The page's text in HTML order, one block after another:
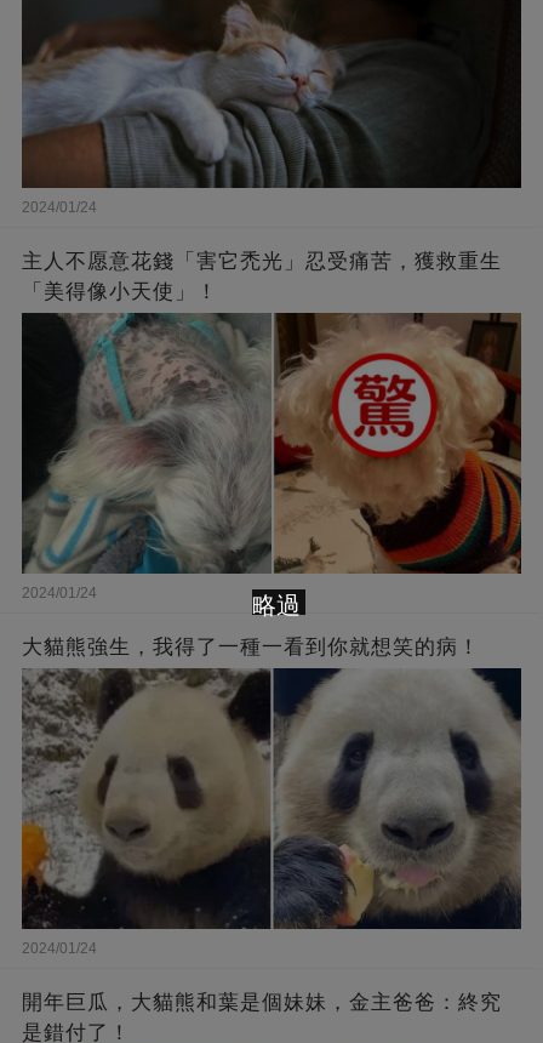
2024/01/24
主人不愿意花錢「害它禿光」忍受痛苦，獲救重生
「美得像小天使」！
2024/01/24
大貓熊強生，我得了一種一看到你就想笑的病！
2024/01/24
開年巨瓜，大貓熊和葉是個妹妹，金主爸爸：終究
是錯付了！
略過